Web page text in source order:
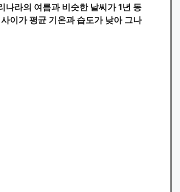
나라의 여름과 비슷한 날씨가 1년 동
이가 평균 기온과 습도가 낮아 그나